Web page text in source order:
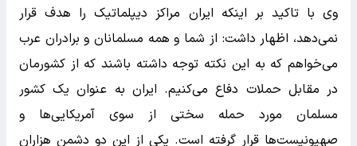
وی با تاکید بر اینکه ایران مراکز دیپلماتیک را هدف قرار
نمی‌دهد، اظهار داشت: از شما و همه مسلمانان و برادران عرب
می‌خواهم که به این نکته توجه داشته باشند که از کشورمان
در مقابل حملات دفاع می‌کنیم. ایران به عنوان یک کشور
مسلمان مورد حمله سختی از سوی آمریکایی‌ها و
صهیونیست‌ها قرار گرفته است. یکی از این دو دشمن هزاران